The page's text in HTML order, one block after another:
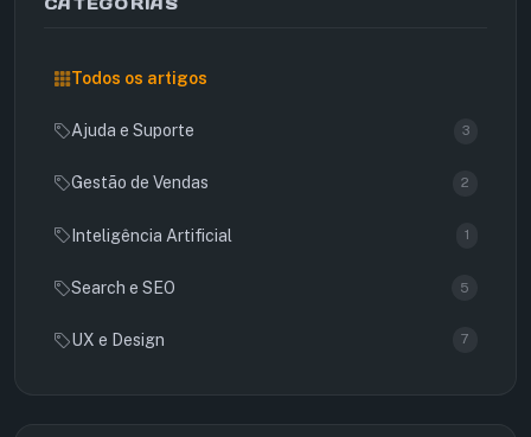
CATEGORIAS
Todos os artigos
Ajuda e Suporte 3
Gestão de Vendas 2
Inteligência Artificial 1
Search e SEO 5
UX e Design 7